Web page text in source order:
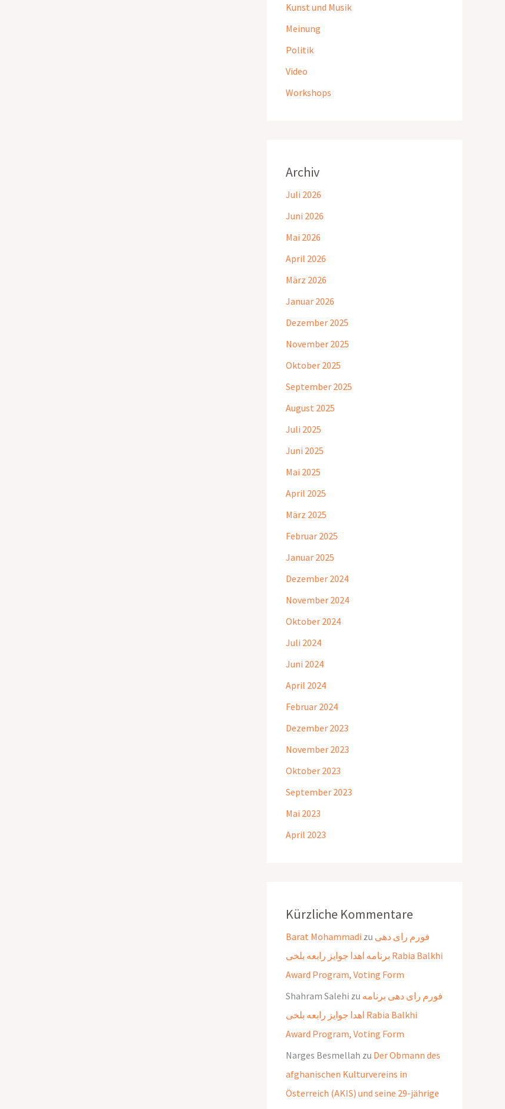
Kunst und Musik
Meinung
Politik
Video
Workshops
Archiv
Juli 2026
Juni 2026
Mai 2026
April 2026
März 2026
Januar 2026
Dezember 2025
November 2025
Oktober 2025
September 2025
August 2025
Juli 2025
Juni 2025
Mai 2025
April 2025
März 2025
Februar 2025
Januar 2025
Dezember 2024
November 2024
Oktober 2024
Juli 2024
Juni 2024
April 2024
Februar 2024
Dezember 2023
November 2023
Oktober 2023
September 2023
Mai 2023
April 2023
Kürzliche Kommentare
Barat Mohammadi zu فورم رای دهی
برنامه اهدا جوایز رابعه بلخی Rabia Balkhi
Award Program, Voting Form
Shahram Salehi zu فورم رای دهی برنامه
اهدا جوایز رابعه بلخی Rabia Balkhi
Award Program, Voting Form
Narges Besmellah zu Der Obmann des
afghanischen Kulturvereins in
Österreich (AKIS) und seine 29-jährige